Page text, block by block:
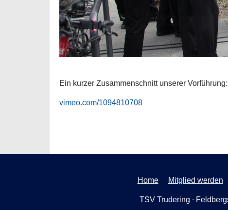
Ein kurzer Zusammenschnitt unserer Vorführung:
vimeo.com/1094810708
Home Mitglied werden
TSV Trudering ∙